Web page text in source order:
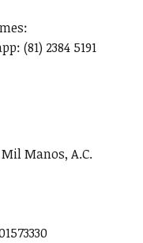
(81) 2384 5191
Manos, A.C.